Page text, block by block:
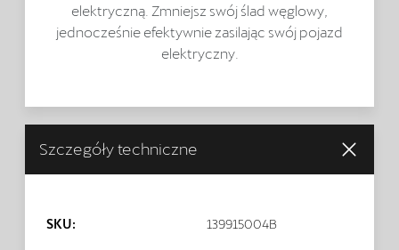
elektryczną. Zmniejsz swój ślad węglowy,
jednocześnie efektywnie zasilając swój pojazd
elektryczny.
Szczegóły techniczne
SKU: 139915004B